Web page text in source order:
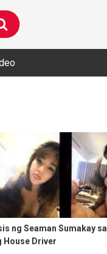
ng Seaman Sumakay sa
House Driver